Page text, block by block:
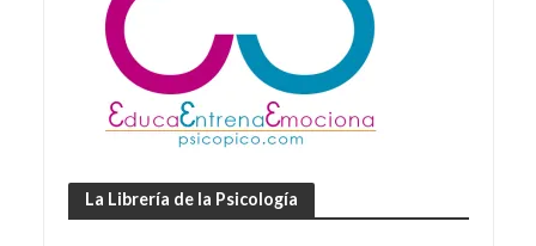
La Librería de la Psicología